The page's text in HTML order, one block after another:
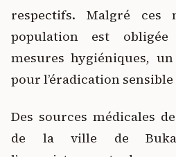
respectifs. Malgré ces
population est
mesures hygiéniques,
pour l’éradication
Des sources médicales
de la ville de